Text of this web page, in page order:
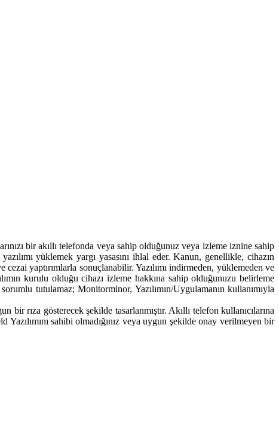
bir akıllı telefonda veya sahip olduğunuz veya izleme iznine sahip
yüklemek yargı yasasını ihlal eder. Kanun, genellikle, cihazın
yaptırımlarla sonuçlanabilir. Yazılımı indirmeden, yüklemeden ve
kurulu olduğu cihazı izleme hakkına sahip olduğunuzu belirleme
tutulamaz; Monitorminor, Yazılımın/Uygulamanın kullanımıyla
rıza gösterecek şekilde tasarlanmıştır. Akıllı telefon kullanıcılarına
sahibi olmadığınız veya uygun şekilde onay verilmeyen bir